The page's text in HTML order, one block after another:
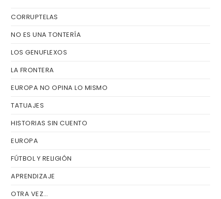
CORRUPTELAS
NO ES UNA TONTERÍA
LOS GENUFLEXOS
LA FRONTERA
EUROPA NO OPINA LO MISMO
TATUAJES
HISTORIAS SIN CUENTO
EUROPA
FÚTBOL Y RELIGIÓN
APRENDIZAJE
OTRA VEZ…